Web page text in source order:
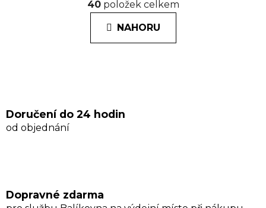
v
l
á
d
i
á
n
k
40položek celkem
NAHORU
Doručení do 24 hodin
od objednání
Dopravné zdarma